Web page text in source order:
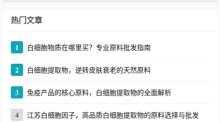
热门文章
1 白细胞物质在哪里买？专业原料批发指南
2 白细胞提取物，逆转皮肤衰老的天然原料
3 免疫产品的核心原料，白细胞提取物的全面解析
4 江苏白细胞因子，高品质白细胞提取物的原料选择与批发